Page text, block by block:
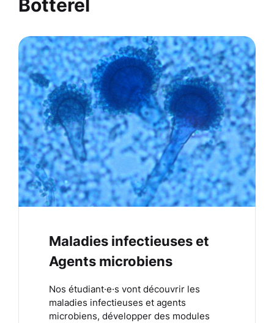
Botterel
Maladies infectieuses et
Agents microbiens
Nos étudiant·e·s vont découvrir les
maladies infectieuses et agents
microbiens, développer des modules